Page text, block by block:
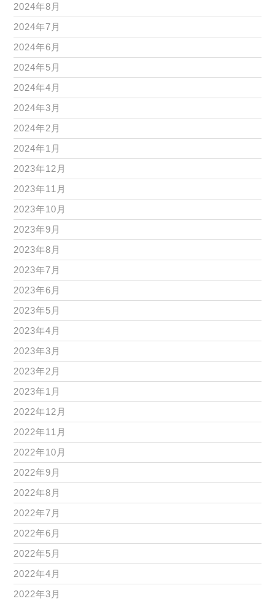
2024年8月
2024年7月
2024年6月
2024年5月
2024年4月
2024年3月
2024年2月
2024年1月
2023年12月
2023年11月
2023年10月
2023年9月
2023年8月
2023年7月
2023年6月
2023年5月
2023年4月
2023年3月
2023年2月
2023年1月
2022年12月
2022年11月
2022年10月
2022年9月
2022年8月
2022年7月
2022年6月
2022年5月
2022年4月
2022年3月